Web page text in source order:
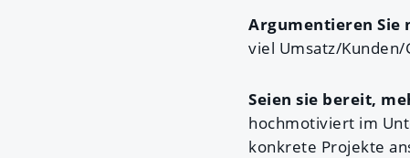
Argumentieren Sie
viel Umsatz/Kunden/
Seien sie bereit,
hochmotiviert im
konkrete Projekte